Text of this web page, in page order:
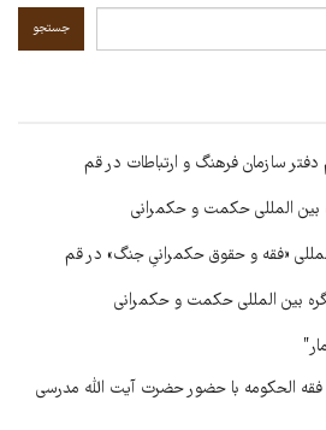
جستجو
سازمان فرهنگ و ارتباطات در قم
بین المللی حکمت و حکمرانی
«فقه و حقوق حکمرانیِ جنگ» در قم
بین المللی حکمت و حکمرانی
الحکومه با حضور حضرت آیت الله مدرسی